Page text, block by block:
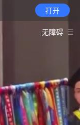
打开
无障碍